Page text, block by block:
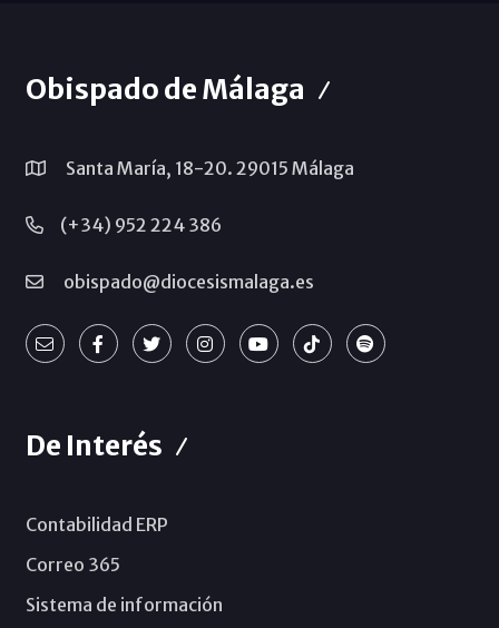
Obispado de Málaga
Santa María, 18-20. 29015 Málaga
(+34) 952 224 386
obispado@diocesismalaga.es
De Interés
Contabilidad ERP
Correo 365
Sistema de información